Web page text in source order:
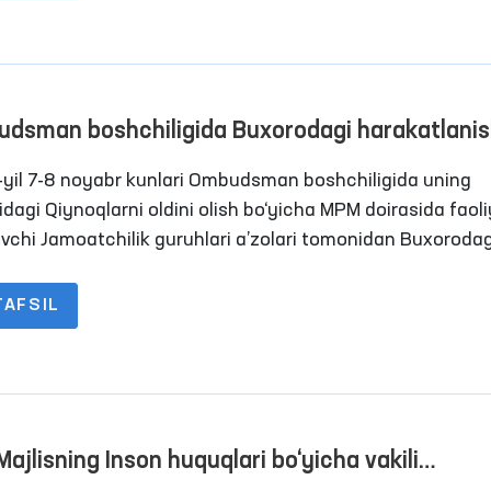
boshchiligida Buxorodagi
cheklangan shaxslar saqlanadigann yopiq
sharoitlar o‘rganildi
7-8 noyabr kunlari Ombudsman boshchiligida uning
Qiynoqlarni oldini olish bo‘yicha MPM doirasida
Jamoatchilik guruhlari a’zolari tomonidan
Jarayonlarda OAV vakillari ham ishtirok etishdi.
Inson huquqlari bo‘yicha vakili